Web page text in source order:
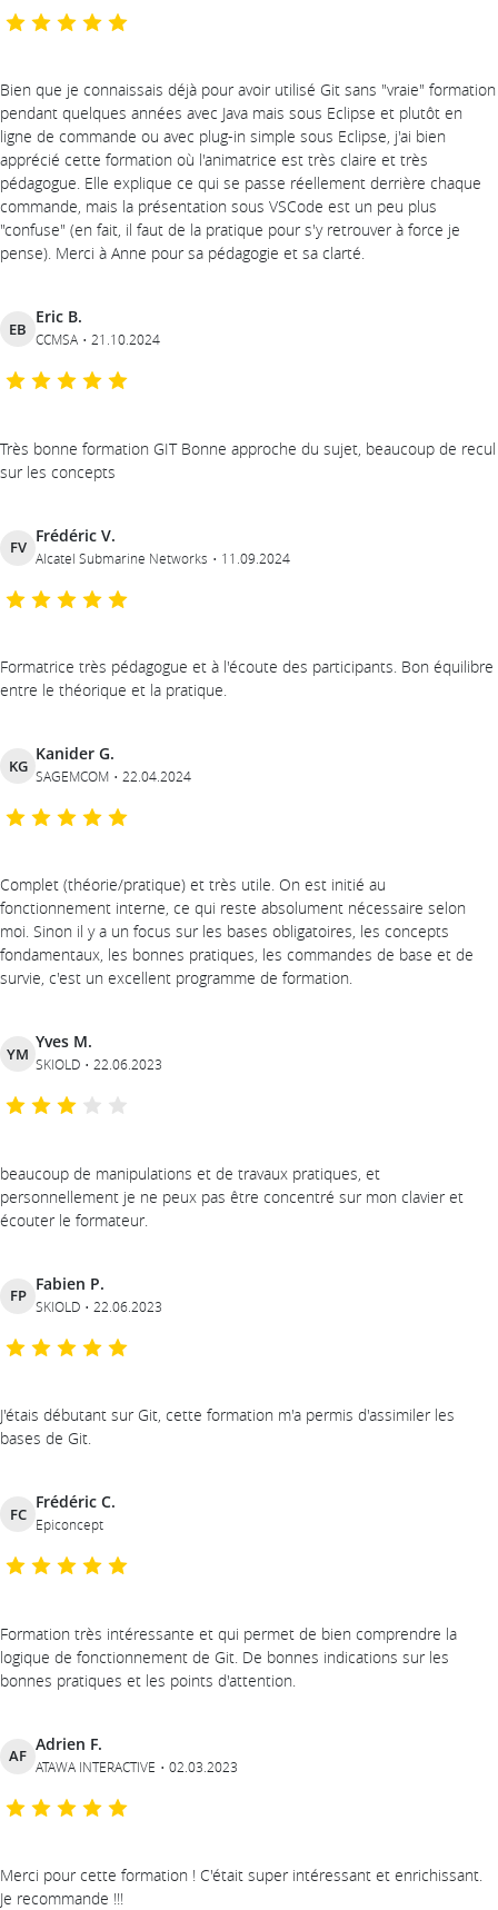
Bien que je connaissais déjà pour avoir utilisé Git sans "vraie" formation
pendant quelques années avec Java mais sous Eclipse et plutôt en
ligne de commande ou avec plug-in simple sous Eclipse, j'ai bien
apprécié cette formation où l'animatrice est très claire et très
pédagogue. Elle explique ce qui se passe réellement derrière chaque
commande, mais la présentation sous VSCode est un peu plus
"confuse" (en fait, il faut de la pratique pour s'y retrouver à force je
pense). Merci à Anne pour sa pédagogie et sa clarté.
EB
Eric B.
CCMSA 21.10.2024
Très bonne formation GIT Bonne approche du sujet, beaucoup de recul
sur les concepts
FV
Frédéric V.
Alcatel Submarine Networks 11.09.2024
Formatrice très pédagogue et à l'écoute des participants. Bon équilibre
entre le théorique et la pratique.
KG
Kanider G.
SAGEMCOM 22.04.2024
Complet (théorie/pratique) et très utile. On est initié au
fonctionnement interne, ce qui reste absolument nécessaire selon
moi. Sinon il y a un focus sur les bases obligatoires, les concepts
fondamentaux, les bonnes pratiques, les commandes de base et de
survie, c'est un excellent programme de formation.
YM
Yves M.
SKIOLD 22.06.2023
beaucoup de manipulations et de travaux pratiques, et
personnellement je ne peux pas être concentré sur mon clavier et
écouter le formateur.
FP
Fabien P.
SKIOLD 22.06.2023
J'étais débutant sur Git, cette formation m'a permis d'assimiler les
bases de Git.
FC
Frédéric C.
Epiconcept
Formation très intéressante et qui permet de bien comprendre la
logique de fonctionnement de Git. De bonnes indications sur les
bonnes pratiques et les points d'attention.
AF
Adrien F.
ATAWA INTERACTIVE 02.03.2023
Merci pour cette formation ! C'était super intéressant et enrichissant.
Je recommande !!!